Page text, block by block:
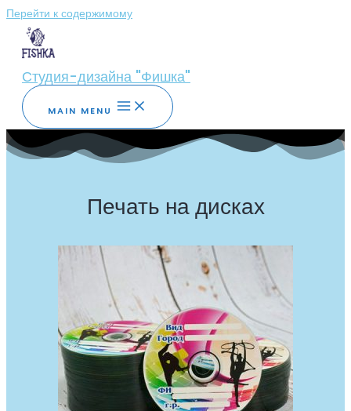
Перейти к содержимому
Студия-дизайна "Фишка"
MAIN MENU
Печать на дисках